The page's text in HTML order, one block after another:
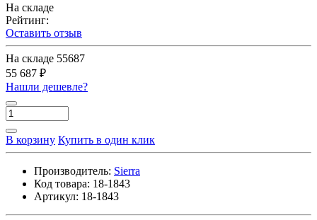
На складе
Рейтинг:
Оставить отзыв
На складе 55687
55 687 ₽
Нашли дешевле?
В корзину Купить в один клик
Производитель: Sierra
Код товара: 18-1843
Артикул: 18-1843